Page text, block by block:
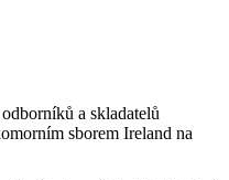
a skladatelů
sborem Ireland na